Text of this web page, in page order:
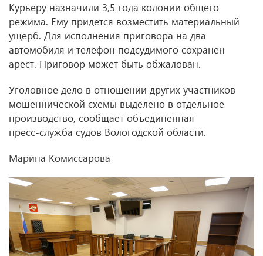
Курьеру назначили 3,5 года колонии общего
режима. Ему придется возместить материальный
ущерб. Для исполнения приговора на два
автомобиля и телефон подсудимого сохранен
арест. Приговор может быть обжалован.
Уголовное дело в отношении других участников
мошеннической схемы выделено в отдельное
производство, сообщает объединенная
пресс‑служба судов Вологодской области.
Марина Комиссарова